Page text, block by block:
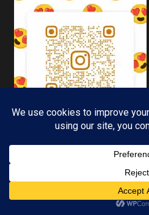
इंदौर मध्य प्रदेश के समाचार —